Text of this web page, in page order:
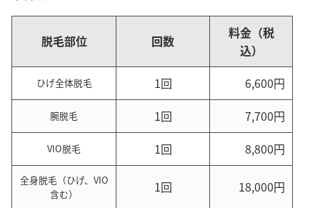
脱毛部位 回数
料金（税
込）
ひげ全体脱毛 1回 6,600円
腕脱毛 1回 7,700円
VIO脱毛 1回 8,800円
全身脱毛（ひげ、VIO
含む）
1回 18,000円